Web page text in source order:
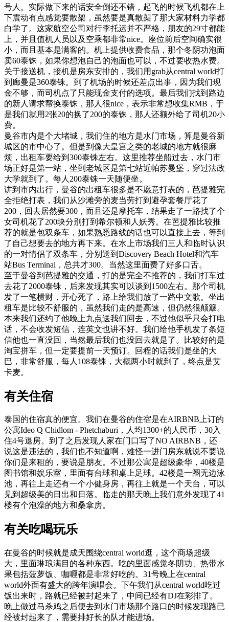
号人。实际做下来的话安全倒还不错，起飞的时候飞机都在上
下震动有点感觉要散架，虽然要是真散架了那大家材料力学都
白学了。这家航空公司对行李托运并不严格，朋友的29寸都能
上，并且值机人员以及空乘都非常nice。座位前后空间确实很
小，而且基本是满客的。机上提供收费食品，那个冬阴功泡面
卖60泰铢，如果你想泡自己的泡面也可以，不过要收热水费。
关于接送机，接机是房东安排的，我们用grab从central world打
到廊曼是360泰铢。到了机场的时候还差点出事，因为我们现
金不够，而司机点了只能现金支付的选项。最后我们找到路边
的新人请求帮换泰铢，那人很nice，表示非常想收集RMB，于
是我们就用2张20的换了200的泰铢，那人还额外给了司机20小
费。
曼谷市内是个大堵城，我们住的地方是水门市场，算是曼谷新
城区的市中心了。但是到像大皇宫之类的老城的地方就很麻
烦，出租车要给到300泰铢左右。这里推荐坐船过去，水门市
场正好是第一站，坐到老城区是第七站近帕苏曼堡，穿过法政
大学就到了。每人200泰铢一天随便坐。
讲到市内出行，曼谷的出租车很多是不愿意打表的，芭提雅完
全拒绝打表，我们从沙滩旁的麦当劳打到避孕套餐厅花了
200，回去居然要300，而且还是摩托车，结果走了一路找了个
女司机花了200块分别打到希尔顿和人妖秀。在芭提雅比较推
荐的就是包双条车，如果熟悉路线的话也可以直接上去，等到
了自己想要去的地方再下来。在水上市场我们三人和临时认识
的一对情侣了双条车，分别送到Discovery Beach Hotel和汽车
站Bus Terminal，总共才300。当然这里面费了好多口舌。
至于曼谷到芭提雅的交通，打的是完全不推荐的，我们打车过
去花了2000泰铢，后来发现其实可以谈到1500左右。那个司机
发了一笔横财，开心死了，路上给我们放了一路中文歌。坐出
租车是比较不舒服的，虽然我们走的是高速，但仍然很颠簸。
本来我们还约了他晚上九点送我们回去，不过他似乎只会打电
话，不会收发短信，连英文也讲不好。我们给他手机发了条短
信他也一直没回，当然最后我们也没回去就是了。比较好的是
淘宝拼车，但一定要提前一天预订。回程的话我们是坐的大
巴，非常舒服，每人108泰铢，大概两小时就到了，终点是艾
卡麦。
有关住宿
泰国的住宿真的便宜。我们在曼谷的住宿是在AIRBNB上订的
公寓Ideo Q Chidlom - Phetchaburi，人均1300+的人民币，30入
住4号退房。到了之后发现人家在门口写了NO AIRBNB，还
说这是违法的，我们也不知道啊，难怪一进门房东就说不要说
你们是来租的，要说是朋友。不过那公寓是超级豪华，40楼是
图书馆和娱乐室，里面有台球和桌上足球。42楼是一圈无边泳
池，再往上走还有一个小健身房，再往上就是一个天台，可以
见到超级美的日出和日落。临走的那天晚上我们意外发现了41
楼有个泡澡的地方和桑拿房。
有关吃喝玩乐
在曼谷的时候就是成天围绕central world逛，这个商场超级
大，里面琳琅满目的各种东西。吃的里面感觉冬阴功、热带水
果包括菠萝饭、咖喱都是非常好吃的。31号晚上在central
world外面有盛大的跨年演唱会。下午我们从central world吃过
饭出来时，路就已经被封起来了，中间已经有DJ在彩排了。
晚上做过马杀鸡之后便去到水门市场那个路口的时候发现路已
经被封起来了，需要排好长的队才能进场。